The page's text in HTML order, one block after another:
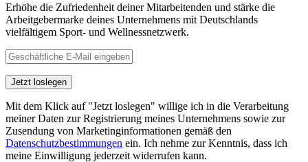
Erhöhe die Zufriedenheit deiner Mitarbeitenden und stärke die
Arbeitgebermarke deines Unternehmens mit Deutschlands
vielfältigem Sport- und Wellnessnetzwerk.
Jetzt loslegen
Mit dem Klick auf "Jetzt loslegen" willige ich in die Verarbeitung
meiner Daten zur Registrierung meines Unternehmens sowie zur
Zusendung von Marketinginformationen gemäß den
Datenschutzbestimmungen ein. Ich nehme zur Kenntnis, dass ich
meine Einwilligung jederzeit widerrufen kann.